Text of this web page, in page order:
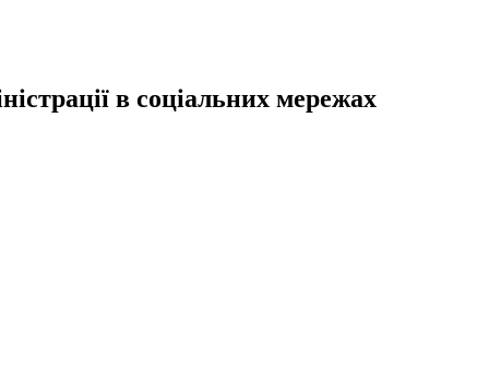
в соціальних мережах